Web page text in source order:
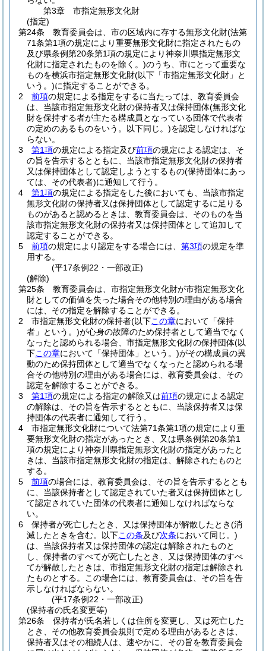
第3章
市指定無形文化財
(指定)
第24条
教育委員会は、市の区域内に存する無形文化財(法第
71条第1項の規定により重要無形文化財に指定されたもの
及び県条例第20条第1項の規定により神奈川県指定無形文
化財に指定されたものを除く。)のうち、市にとって重要な
ものを横浜市指定無形文化財(以下「市指定無形文化財」と
いう。)に指定することができる。
2
前項の規定による指定をするに当たっては、教育委員会
は、当該市指定無形文化財の保持者又は保持団体(無形文化
財を保持する者が主たる構成員となっている団体で代表者
の定めのあるものをいう。以下同じ。)を認定しなければな
らない。
3
第1項の規定による指定及び前項の規定による認定は、そ
の旨を告示するとともに、当該市指定無形文化財の保持者
又は保持団体として認定しようとするもの(保持団体にあっ
ては、その代表者)に通知して行う。
4
第1項の規定による指定をした後においても、当該市指定
無形文化財の保持者又は保持団体として認定するに足りる
ものがあると認めるときは、教育委員会は、そのものを当
該市指定無形文化財の保持者又は保持団体として追加して
認定することができる。
5
前項の規定により認定をする場合には、 第3項の規定を準
用する。
(平17条例22・一部改正)
(解除)
第25条
教育委員会は、市指定無形文化財が市指定無形文化
財としての価値を失った場合その他特別の理由がある場合
には、その指定を解除することができる。
2
市指定無形文化財の保持者(以下この章において「保持
者」という。)が心身の故障のため保持者として適当でなく
なったと認められる場合、市指定無形文化財の保持団体(以
下この章において「保持団体」という。)がその構成員の異
動のため保持団体として適当でなくなったと認められる場
合その他特別の理由がある場合には、教育委員会は、その
認定を解除することができる。
3
第1項の規定による指定の解除又は前項の規定による認定
の解除は、その旨を告示するとともに、当該保持者又は保
持団体の代表者に通知して行う。
4
市指定無形文化財について法第71条第1項の規定により重
要無形文化財の指定があったとき、又は県条例第20条第1
項の規定により神奈川県指定無形文化財の指定があったと
きは、当該市指定無形文化財の指定は、解除されたものと
する。
5
前項の場合には、教育委員会は、その旨を告示するととも
に、当該保持者として認定されていた者又は保持団体とし
て認定されていた団体の代表者に通知しなければならな
い。
6
保持者が死亡したとき、又は保持団体が解散したとき(消
滅したときを含む。以下この条及び次条において同じ。)
は、当該保持者又は保持団体の認定は解除されたものと
し、保持者のすべてが死亡したとき、又は保持団体のすべ
てが解散したときは、市指定無形文化財の指定は解除され
たものとする。
この場合には、教育委員会は、その旨を告
示しなければならない。
(平17条例22・一部改正)
(保持者の氏名変更等)
第26条
保持者が氏名若しくは住所を変更し、又は死亡した
とき、その他教育委員会規則で定める理由があるときは、
保持者又はその相続人は、速やかに、その旨を教育委員会